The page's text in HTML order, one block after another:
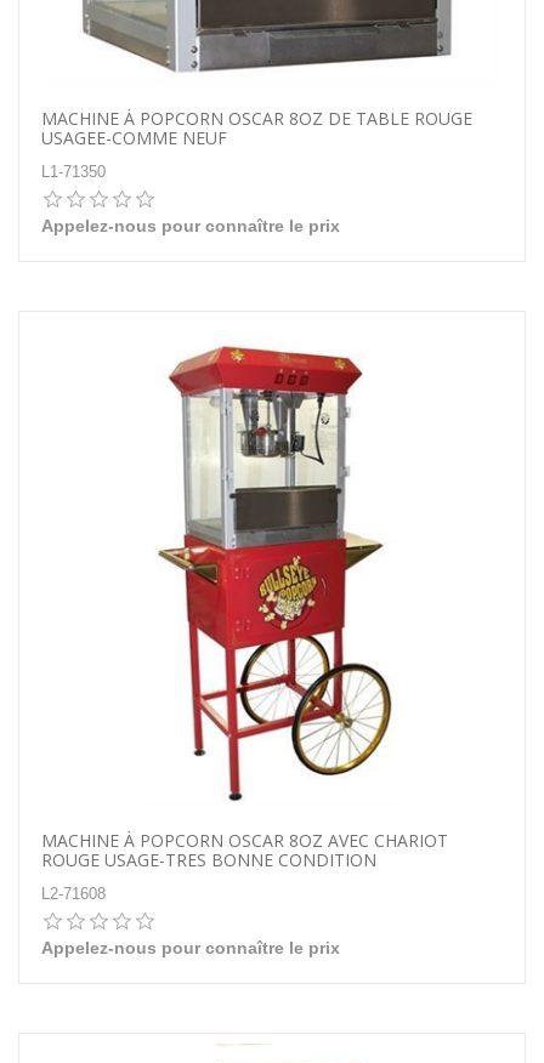
MACHINE À POPCORN OSCAR 8OZ DE TABLE ROUGE
USAGEE-COMME NEUF
L1-71350
Appelez-nous pour connaître le prix
MACHINE À POPCORN OSCAR 8OZ AVEC CHARIOT
ROUGE USAGE-TRES BONNE CONDITION
L2-71608
Appelez-nous pour connaître le prix